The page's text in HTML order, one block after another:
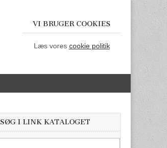
VI BRUGER COOKIES
Læs vores cookie politik
SØG I LINK KATALOGET